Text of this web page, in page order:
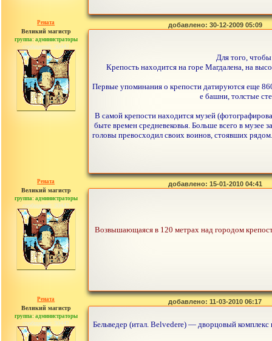
Рената
Великий магистр
группа: администраторы
сообщений: 30442
добавлено: 30-12-2009 05:09
Для того, чтобы
Крепость находится на горе Магдалена, на
Первые упоминания о крепости датируются еще
е башни, толстые
В самой крепости находится музей
быте времен средневековья. Больше всего в
головы превосходил своих воинов, стоявших
Рената
Великий магистр
группа: администраторы
сообщений: 30442
добавлено: 15-01-2010 04:41
Возвышающаяся в 120 метрах над городом
Рената
Великий магистр
группа: администраторы
сообщений: 30442
добавлено: 11-03-2010 06:17
Бельведер (итал. Belvedere) — дворцовый комплекс